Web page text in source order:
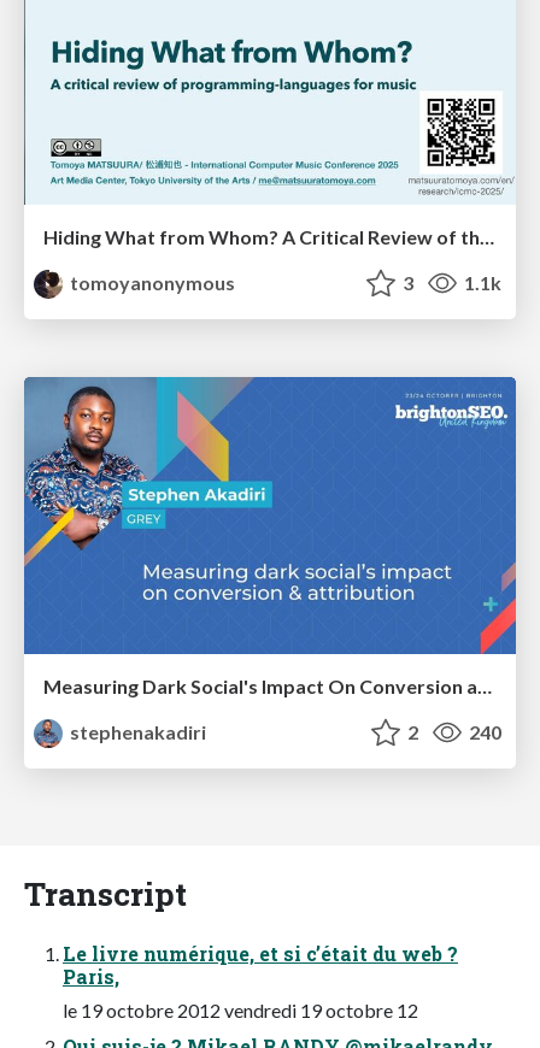
Hiding What from Whom? A Critical Review of the History of Programming languages for Music
tomoyanonymous
3 1.1k
Measuring Dark Social's Impact On Conversion and Attribution
stephenakadiri
2 240
Transcript
Le livre numérique, et si c’était du web ?
Paris,
le 19 octobre 2012 vendredi 19 octobre 12